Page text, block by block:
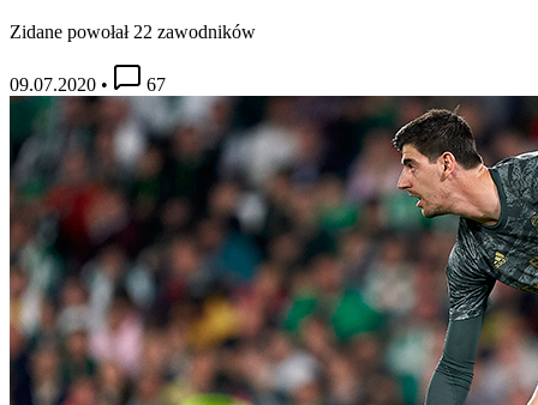
Zidane powołał 22 zawodników
09.07.2020 • 67